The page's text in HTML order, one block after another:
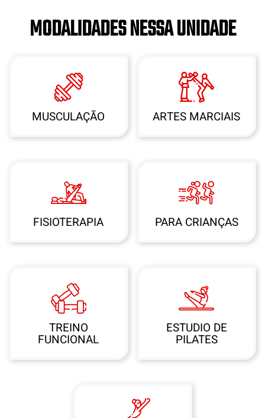
MODALIDADES NESSA UNIDADE
MUSCULAÇÃO ARTES MARCIAIS
FISIOTERAPIA PARA CRIANÇAS
TREINO
FUNCIONAL
ESTUDIO DE
PILATES